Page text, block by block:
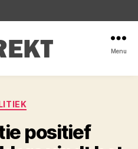
Menu
Categorieën
positief